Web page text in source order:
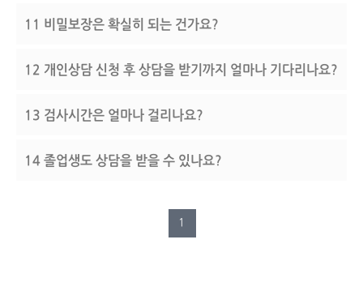
11 비밀보장은 확실히 되는 건가요?
12 개인상담 신청 후 상담을 받기까지 얼마나 기다리나요?
13 검사시간은 얼마나 걸리나요?
14 졸업생도 상담을 받을 수 있나요?
1